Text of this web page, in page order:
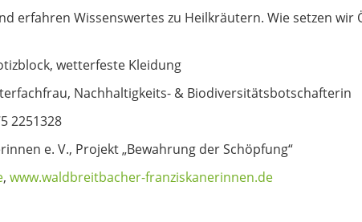
erfahren Wissenswertes zu Heilkräutern. Wie setzen wir
wetterfeste Kleidung
Nachhaltigkeits- & Biodiversitätsbotschafterin
2251328
e. V., Projekt „Bewahrung der Schöpfung“
, www.waldbreitbacher-franziskanerinnen.de